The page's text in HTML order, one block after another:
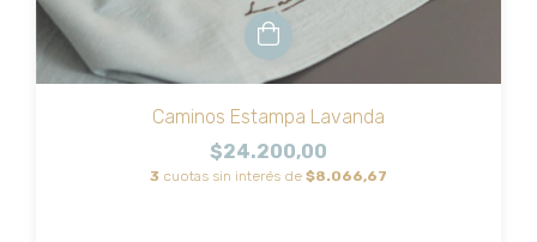
Caminos Estampa Lavanda
$24.200,00
3 cuotas sin interés de $8.066,67